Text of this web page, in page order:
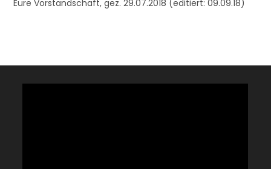
Eure Vorstandschaft, gez. 29.07.2018 (editiert: 09.09.18)